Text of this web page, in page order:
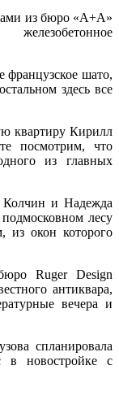
из бюро «А+А»
французское шато,
здесь все
квартиру Кирилл
посмотрим, что
из главных
Колчин и Надежда
лесу
из окон которого
Ruger Design
антиквара,
вечера и
спланировала
в новостройке с